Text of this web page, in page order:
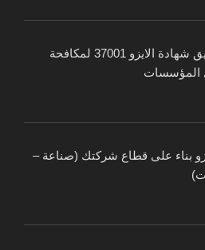
خطوات تطبيق شهادة الايزو 37001 لمكافحة
المؤسسات
بناء على قطاع شركتك (صناعة –